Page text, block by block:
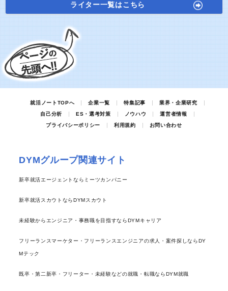
ライター一覧はこちら
就活ノートTOPへ 企業一覧 特集記事
業界・企業研究
自己分析
ES・選考対策 ノウハウ
運営者情報
プライバシーポリシー
利用規約 お問い合わせ
DYMグループ関連サイト
新卒就活エージェントならミーツカンパニー
新卒就活スカウトならDYMスカウト
未経験からエンジニア・事務職を目指すならDYMキャリア
フリーランスマーケター・フリーランスエンジニアの求人・案件探しならDY
Mテック
既卒・第二新卒・フリーター・未経験などの就職・転職ならDYM就職